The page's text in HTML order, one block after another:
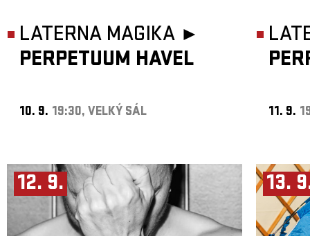
LATERNA MAGIKA ►
PERPETUUM HAVEL
10. 9. 19:30, VELKÝ SÁL 11. 9.
12. 9. 13.